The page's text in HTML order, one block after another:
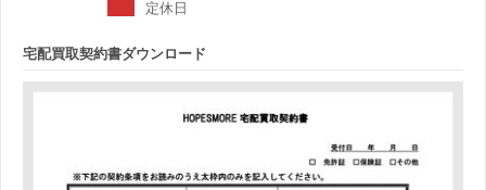
定休日
宅配買取契約書ダウンロード